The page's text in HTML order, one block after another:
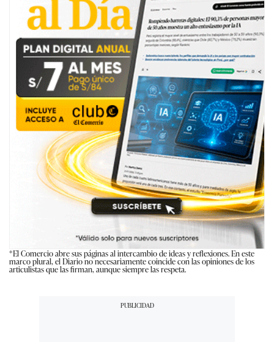
*El Comercio abre sus páginas al intercambio de ideas y reflexiones. En este
marco plural, el Diario no necesariamente coincide con las opiniones de los
articulistas que las firman, aunque siempre las respeta.